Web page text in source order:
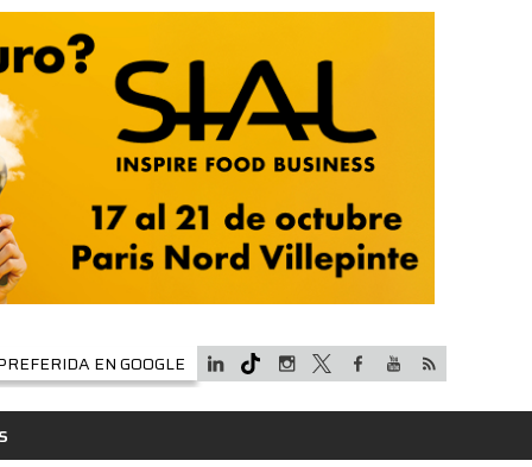
EN GOOGLE